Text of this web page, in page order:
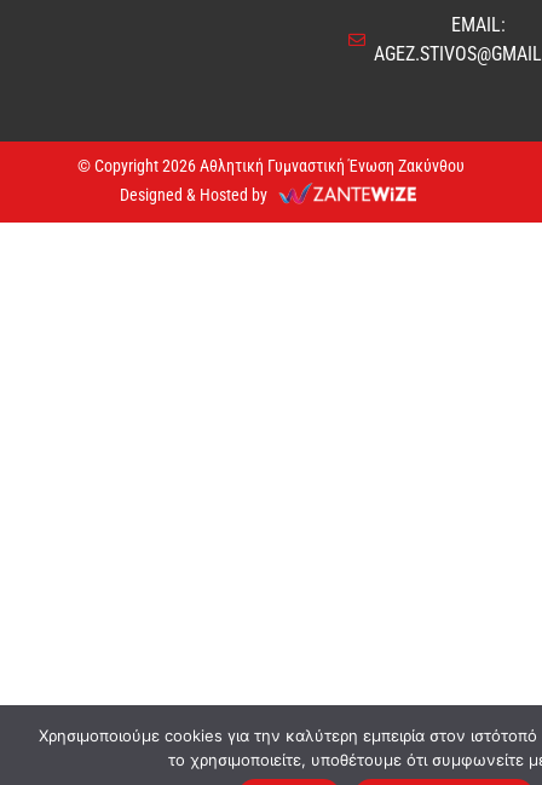
EMAIL:
© Copyright 2026 Αθλητική Γυμναστική Ένωση Ζακύνθου
Designed & Hosted by
Χρησιμοποιούμε cookies για την καλύτερη εμπειρία στον
το χρησιμοποιείτε, υποθέτουμε ότι συμφωνείτε